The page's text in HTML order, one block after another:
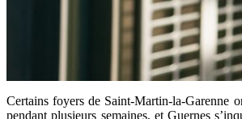
Certains foyers de Saint-Martin-la-Garenne
pendant plusieurs semaines, et Guernes